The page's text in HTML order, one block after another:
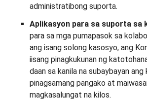
administratibong suporta.
Aplikasyon para sa suporta sa
para sa mga pumapasok sa
ang isang solong kasosyo, ang
iisang pinagkukunan ng
daan sa kanila na subaybayan ang
pinagsamang pangako at
magkasalungat na kilos.